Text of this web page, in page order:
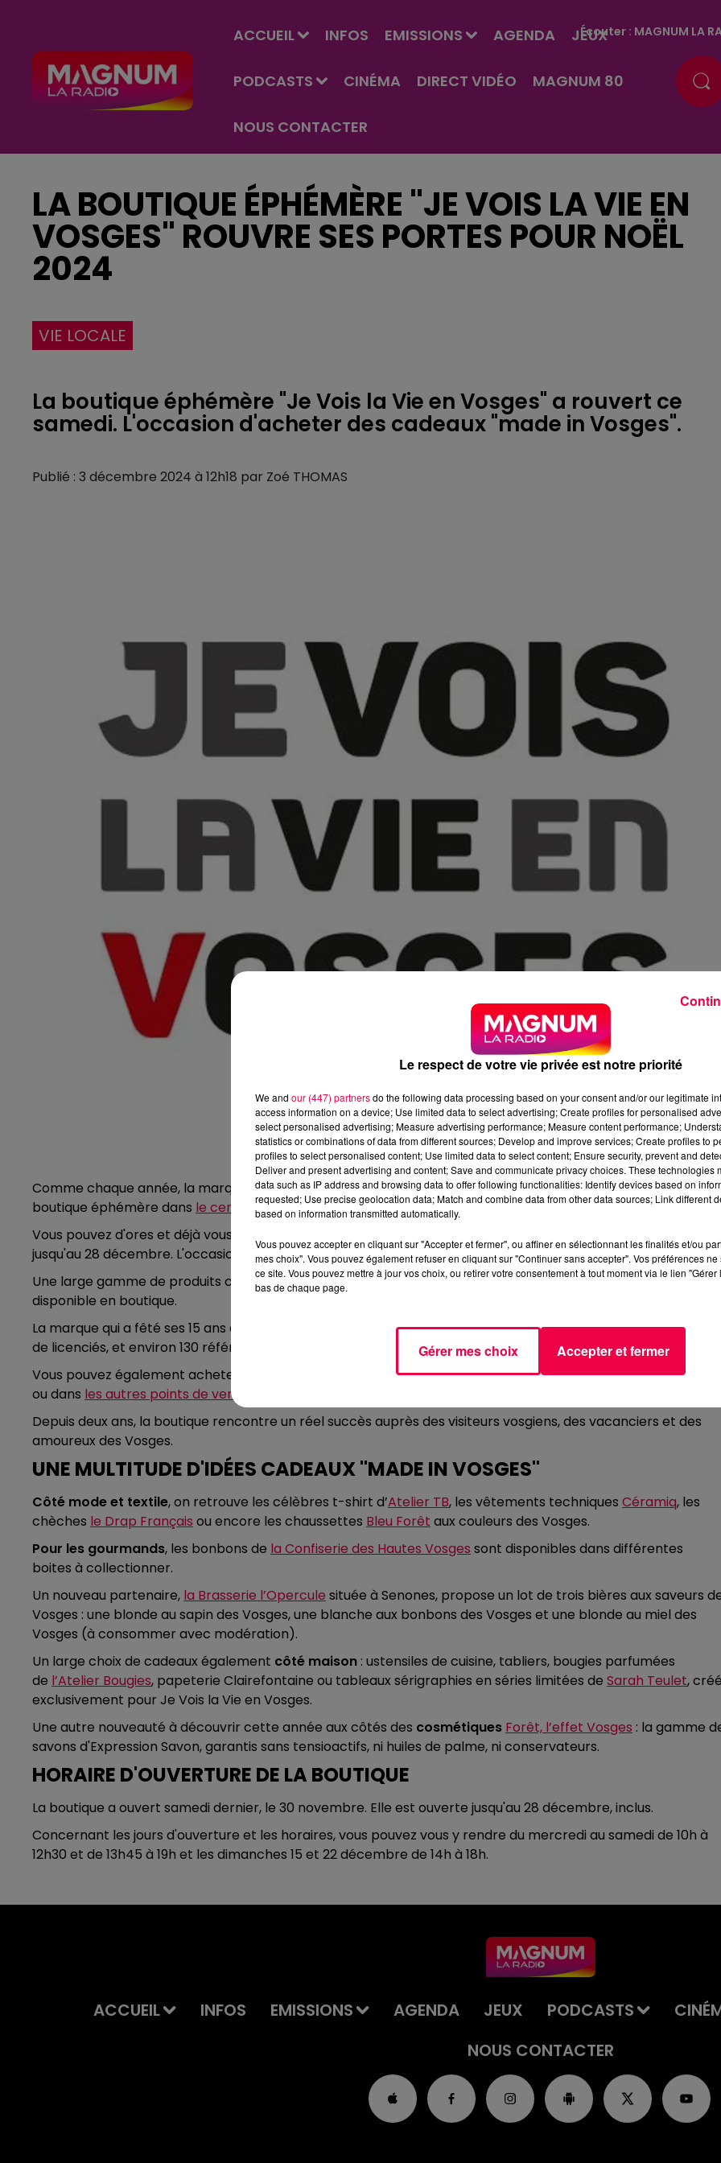
ACCUEIL INFOS EMISSIONS AGENDA JEUX
PODCASTS CINÉMA DIRECT VIDÉO MAGNUM 80
NOUS CONTACTER
Écouter : MAGNUM LA
LA BOUTIQUE ÉPHÉMÈRE "JE VOIS LA VIE EN
VOSGES" ROUVRE SES PORTES POUR NOËL
2024
VIE LOCALE
La boutique éphémère "Je Vois la Vie en Vosges" a rouvert ce
samedi. L'occasion d'acheter des cadeaux "made in Vosges".
Publié : 3 décembre 2024 à 12h18 par Zoé THOMAS
Comme chaque année, la marque territoriale du département des Vosges, "Je vois la vie en Vosges" rouvre
boutique éphémère dans le centre-ville d'Épinal.
Vous pouvez d'ores et déjà vous y rendre, au 3, rue Saint-Goëry, juste à côté de la Place des Vosges. Et ce,
jusqu'au 28 décembre. L'occasion d'acheter un cadeauaux couleurs du département.
Une large gamme de produits créés par des entreprises vosgiennes, partenaire de la marque de territoire,
disponible en boutique.
La marque qui a fêté ses 15 ans cette année, réunit 350 entreprises vosgiennes partenaires, dont une quinzaine
de licenciés, et environ 130 références de produits "La Vie en Vosges".
Vous pouvez également acheter les produits présents en boutique en ligne, sur le siteJe Vois la Vie en Vosges
ou dans les autres points de vente
Depuis deux ans, la boutique rencontre un réel succès auprès des visiteurs vosgiens, des vacanciers et des
amoureux des Vosges.
UNE MULTITUDE D'IDÉES CADEAUX "MADE IN VOSGES"
Côté mode et textile, on retrouve les célèbres t-shirt d’Atelier TB, les vêtements techniques Céramiq, les
chèches le Drap Français ou encore les chaussettes Bleu Forêt aux couleurs des Vosges.
Pour les gourmands, les bonbons de la Confiserie des Hautes Vosges sont disponibles dans différentes
boites à collectionner.
Un nouveau partenaire, la Brasserie l’Opercule située à Senones, propose un lot de trois bières aux saveurs
Vosges : une blonde au sapin des Vosges, une blanche aux bonbons des Vosges et une blonde au miel des
Vosges (à consommer avec modération).
Un large choix de cadeaux également côté maison : ustensiles de cuisine, tabliers, bougies parfumées
de l’Atelier Bougies, papeterie Clairefontaine ou tableaux sérigraphies en séries limitées de Sarah Teulet,
exclusivement pour Je Vois la Vie en Vosges.
Une autre nouveauté à découvrir cette année aux côtés des cosmétiques Forêt, l’effet Vosges : la gamme
savons d'Expression Savon, garantis sans tensioactifs, ni huiles de palme, ni conservateurs.
HORAIRE D'OUVERTURE DE LA BOUTIQUE
La boutique a ouvert samedi dernier, le 30 novembre. Elle est ouverte jusqu'au 28 décembre, inclus.
Concernant les jours d'ouverture et les horaires, vous pouvez vous y rendre du mercredi au samedi de 10h à
12h30 et de 13h45 à 19h et les dimanches 15 et 22 décembre de 14h à 18h.
ACCUEIL INFOS EMISSIONS AGENDA JEUX PODCASTS
NOUS CONTACTER
Le respect de votre vie privée est notre priorité
We and our (447) partnersdo the following data processing based on your consent and/or our legitimate
access information on a device; Use limited data to select advertising; Create profiles for personalised
select personalised advertising; Measure advertising performance; Measure content performance;
statistics or combinations of data from different sources; Develop and improve services; Create profiles to
profiles to select personalised content; Use limited data to select content; Ensure security, prevent and
Deliver and present advertising and content; Save and communicate privacy choices. These technologies
data such as IP address and browsing data to offer following functionalities: Identify devices based on
requested; Use precise geolocation data; Match and combine data from other data sources; Link different
based on information transmitted automatically.
Vous pouvez accepter en cliquant sur "Accepter et fermer", ou affiner en sélectionnant les finalités et/ou
mes choix". Vous pouvez également refuser en cliquant sur "Continuer sans accepter". Vos préférences
ce site. Vous pouvez mettre à jour vos choix, ou retirer votre consentement à tout moment via le lien
bas de chaque page.
Gérer mes choix Accepter et fermer